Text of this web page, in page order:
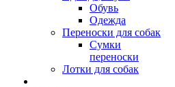
Обувь
Одежда
Переноски для собак
Сумки
переноски
Лотки для собак